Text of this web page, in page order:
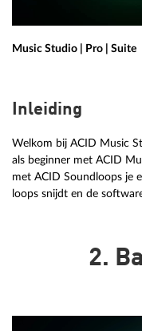
Music Studio | Pro | Suite
Inleiding
Welkom bij ACID Music
als beginner met ACID
met ACID Soundloops je
loops snijdt en de
2.